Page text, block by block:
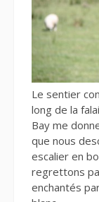
Le sentier
long de la
Bay me
que nous
escalier en
regrettons
enchantés